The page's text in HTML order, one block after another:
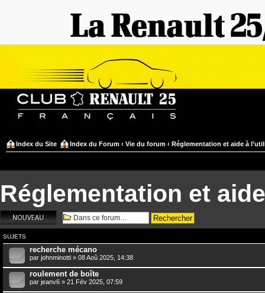
Index du Site Index du Forum ‹ Vie du forum ‹ Réglementation et aide à
Réglementation et
Écrire un nouveau
sujet
SUJETS
recherche mécano
par johnminotti » 08 Aoû 2025, 14:38
roulement de boîte
par jeanv6 » 21 Fév 2025, 07:59